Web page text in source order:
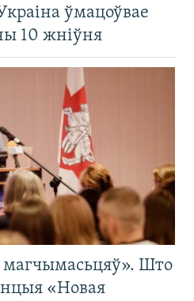
ўмацоўвае
10 жніўня
магчымасьцяў». Што
«Новая